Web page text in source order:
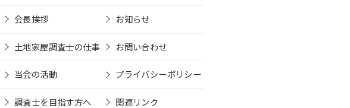
会長挨拶
土地家屋調査士の仕事
当会の活動
調査士を目指す方へ
お知らせ
お問い合わせ
プライバシーポリシー
関連リンク